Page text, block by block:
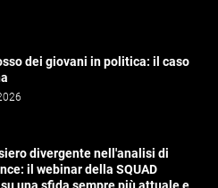
dei giovani in politica: il caso
divergente nell'analisi di
il webinar della SQUAD